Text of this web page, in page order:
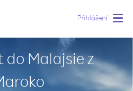
Přihlášení
do Malajsie z